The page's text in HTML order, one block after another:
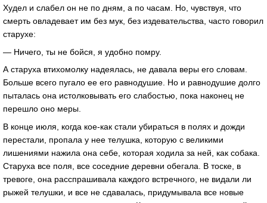
Худел и слабел он не по дням, а по часам. Но, чувствуя, что
смерть овладевает им без мук, без издевательства, часто говорил
старухе:
— Ничего, ты не бойся, я удобно помру.
А старуха втихомолку надеялась, не давала веры его словам.
Больше всего пугало ее его равнодушие. Но и равнодушие долго
пыталась она истолковывать его слабостью, пока наконец не
перешло оно меры.
В конце июля, когда кое-как стали убираться в полях и дожди
перестали, пропала у нее телушка, которую с великими
лишениями нажила она себе, которая ходила за ней, как собака.
Старуха все поля, все соседние деревни обегала. В тоске, в
тревоге, она расспрашивала каждого встречного, не видали ли
рыжей телушки, и все не сдавалась, придумывала все новые